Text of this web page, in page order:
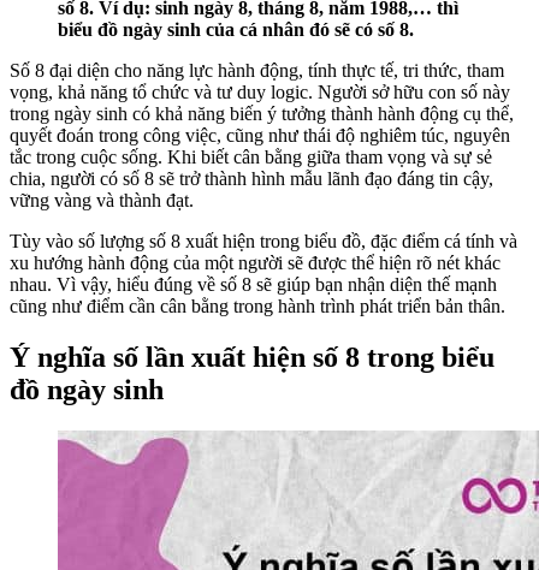
số 8. Ví dụ: sinh ngày 8, tháng 8, năm 1988,… thì
biểu đồ ngày sinh của cá nhân đó sẽ có số 8.
Số 8 đại diện cho năng lực hành động, tính thực tế, tri thức, tham
vọng, khả năng tổ chức và tư duy logic. Người sở hữu con số này
trong ngày sinh có khả năng biến ý tưởng thành hành động cụ thể,
quyết đoán trong công việc, cũng như thái độ nghiêm túc, nguyên
tắc trong cuộc sống. Khi biết cân bằng giữa tham vọng và sự sẻ
chia, người có số 8 sẽ trở thành hình mẫu lãnh đạo đáng tin cậy,
vững vàng và thành đạt.
Tùy vào số lượng số 8 xuất hiện trong biểu đồ, đặc điểm cá tính và
xu hướng hành động của một người sẽ được thể hiện rõ nét khác
nhau. Vì vậy, hiểu đúng về số 8 sẽ giúp bạn nhận diện thế mạnh
cũng như điểm cần cân bằng trong hành trình phát triển bản thân.
Ý nghĩa số lần xuất hiện số 8 trong biểu
đồ ngày sinh